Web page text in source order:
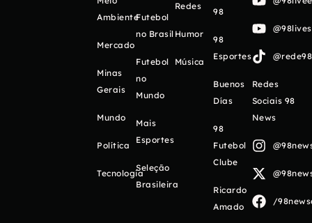
Ambiente
Mercado
Minas
Gerais
Mundo
Política
Tecnologia
Futebol
no Brasil
Futebol
no
Mundo
Mais
Esportes
Seleção
Brasileira
Redes
Humor
Música
98
98
Esportes
Buenos
Días
98
Futebol
Clube
Ricardo
Amado
Redes
Sociais 98
News
/